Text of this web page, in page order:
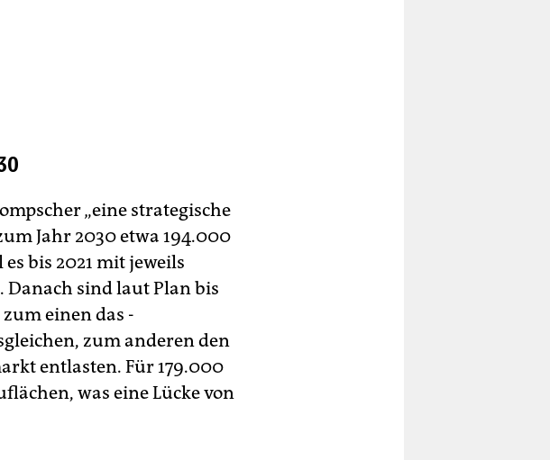
„eine strategische
Jahr 2030 etwa 194.000
bis 2021 mit jeweils
Danach sind laut Plan bis
einen das
zum anderen den
entlasten. Für 179.000
was eine Lücke von